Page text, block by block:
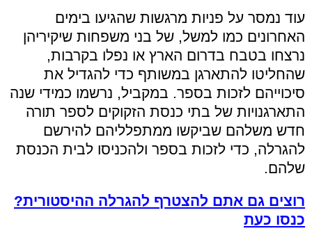
עוד נמסר על פניות מרגשות שהגיעו בימים
האחרונים כמו למשל, של בני משפחות שיקיריהן
נרצחו בטבח בדרום הארץ או נפלו בקרבות,
שהחליטו להתארגן במשותף כדי להגדיל את
סיכוייהם לזכות בספר. במקביל, נרשמו כמידי שנה
התארגנויות של בתי כנסת הזקוקים לספר תורה
חדש משלהם שביקשו ממתפלליהם להירשם
להגרלה, כדי לזכות בספר ולהכניסו לבית הכנסת
שלהם.
רוצים גם אתם להצטרף להגרלה ההיסטורית?
כנסו כעת